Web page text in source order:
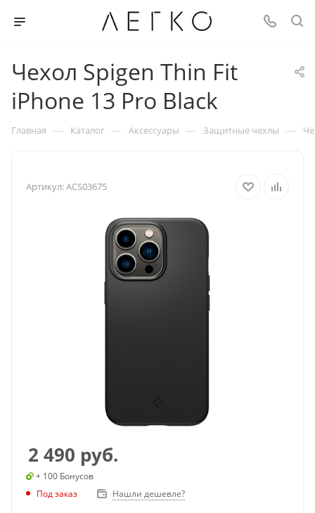
Чехол Spigen Thin Fit
iPhone 13 Pro Black
Главная — Каталог — Аксессуары — Защитные чехлы —
Артикул:ACS03675
2 490 руб.
+ 100 Бонусов
Под заказ
Нашли дешевле?